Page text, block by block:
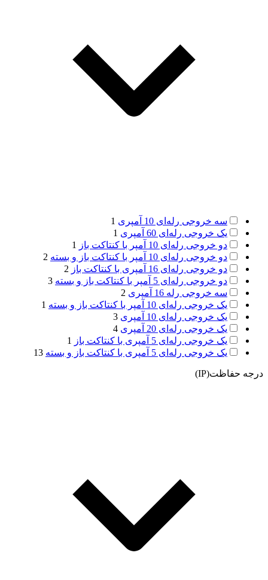
سه خروجی رله‌ای 10 آمپری
1
یک خروجی رله‌ای 60 آمپری
1
دو خروجی رله‌ای 10 آمپر با کنتاکت باز
1
دو خروجی رله‌ای 10 آمپر با کنتاکت باز و بسته
2
دو خروجی رله‌ای 16 آمپری با کنتاکت باز
2
دو خروجی رله‌ای 5 آمپر با کنتاکت باز و بسته
3
سه خروجی رله 16 آمپری
2
یک خروجی رله‌ای 10 آمپر با کنتاکت باز و بسته
1
یک خروجی رله‌ای 10 آمپری
3
یک خروجی رله‌ای 20 آمپری
4
یک خروجی رله‌ای 5 آمپری با کنتاکت باز
1
یک خروجی رله‌ای 5 آمپری با کنتاکت باز و بسته
13
درجه حفاظت(IP)